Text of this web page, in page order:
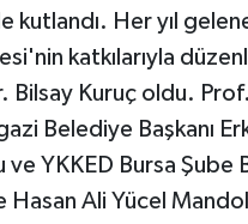
kutlandı. Her yıl
katkılarıyla
Bilsay Kuruç oldu.
Belediye Başkanı
ve YKKED Bursa Şube
Ali Yücel